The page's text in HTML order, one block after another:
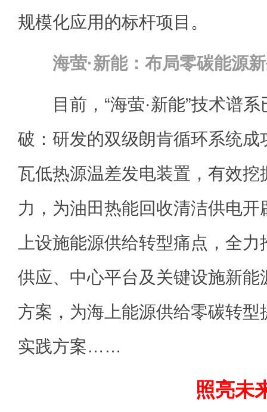
规模化应用的标杆项目。
海萤·新能：布局零碳能源
目前，“海萤·新能”技术谱系
破：研发的双级朗肯循环系统成
瓦低热源温差发电装置，有效挖
力，为油田热能回收清洁供电
上设施能源供给转型痛点，全
供应、中心平台及关键设施新能
方案，为海上能源供给零碳转
实践方案……
照亮未